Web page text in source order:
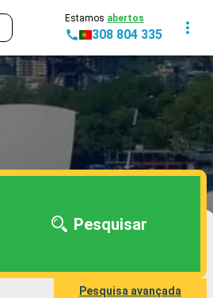
Estamos abertos
308 804 335
Pesquisar
Pesquisa avançada